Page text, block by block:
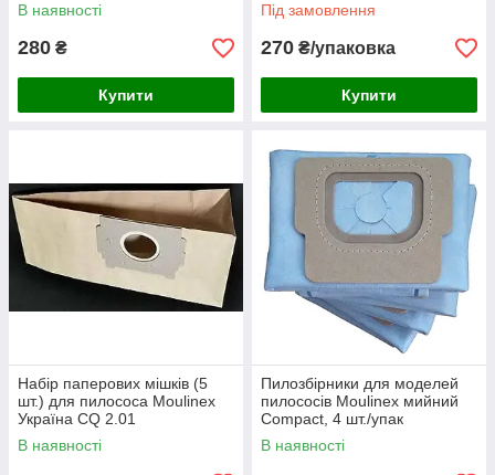
В наявності
280 ₴
Купити
Під замовлення
270 ₴/упаковка
Купити
Набір паперових мішків (5
шт.) для пилососа Moulinex
Україна СQ 2.01
В наявності
Пилозбірники для моделей
пилососів Moulinex мийний
Compact, 4 шт./упак
В наявності